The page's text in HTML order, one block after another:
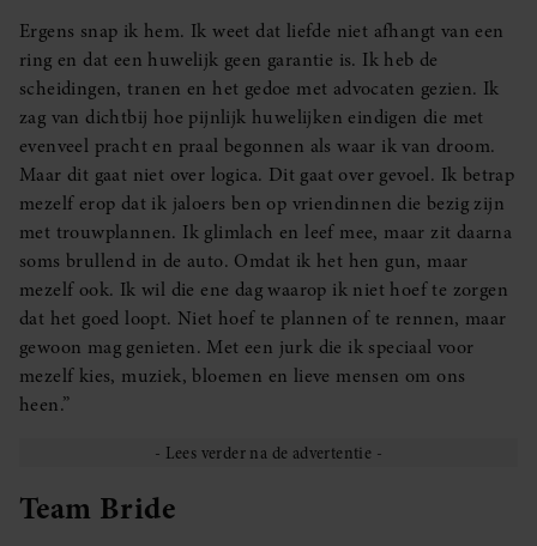
Ergens snap ik hem. Ik weet dat liefde niet afhangt van een
ring en dat een huwelijk geen garantie is. Ik heb de
scheidingen, tranen en het gedoe met advocaten gezien. Ik
zag van dichtbij hoe pijnlijk huwelijken eindigen die met
evenveel pracht en praal begonnen als waar ik van droom.
Maar dit gaat niet over logica. Dit gaat over gevoel. Ik betrap
mezelf erop dat ik jaloers ben op vriendinnen die bezig zijn
met trouwplannen. Ik glimlach en leef mee, maar zit daarna
soms brullend in de auto. Omdat ik het hen gun, maar
mezelf ook. Ik wil die ene dag waarop ik niet hoef te zorgen
dat het goed loopt. Niet hoef te plannen of te rennen, maar
gewoon mag genieten. Met een jurk die ik speciaal voor
mezelf kies, muziek, bloemen en lieve mensen om ons
heen.”
Team Bride